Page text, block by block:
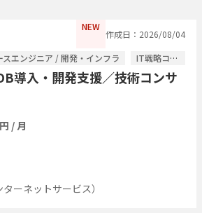
NEW
作成日：2026/08/04
スエンジニア / 開発・インフラ IT戦略コンサル / ITコンサルタント
導入・開発支援／技術コンサ
/ 月
ーネットサービス）